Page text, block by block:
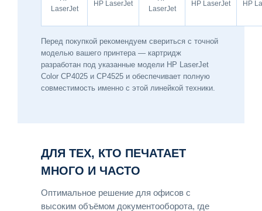
LaserJet
HP LaserJet
LaserJet
HP LaserJet HP
Перед покупкой рекомендуем свериться с точной
моделью вашего принтера — картридж
разработан под указанные модели HP LaserJet
Color CP4025 и CP4525 и обеспечивает полную
совместимость именно с этой линейкой техники.
ДЛЯ ТЕХ, КТО ПЕЧАТАЕТ
МНОГО И ЧАСТО
Оптимальное решение для офисов с
высоким объёмом документооборота, где